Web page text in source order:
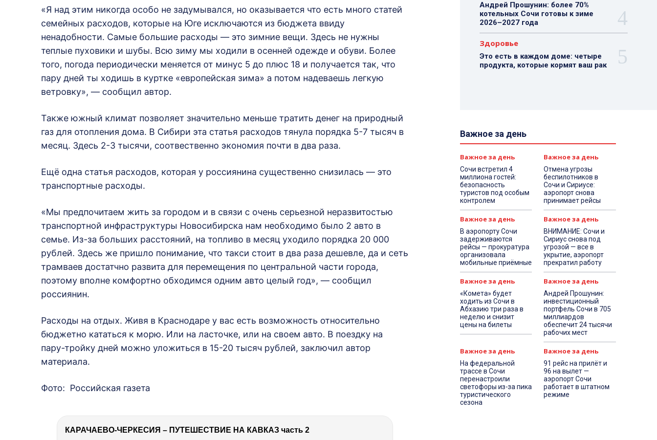
«Я над этим никогда особо не задумывался, но оказывается что есть много статей
семейных расходов, которые на Юге исключаются из бюджета ввиду
ненадобности. Самые большие расходы — это зимние вещи. Здесь не нужны
теплые пуховики и шубы. Всю зиму мы ходили в осенней одежде и обуви. Более
того, погода периодически меняется от минус 5 до плюс 18 и получается так, что
пару дней ты ходишь в куртке «европейская зима» а потом надеваешь легкую
ветровку», — сообщил автор.
Также южный климат позволяет значительно меньше тратить денег на природный
газ для отопления дома. В Сибири эта статья расходов тянула порядка 5-7 тысяч в
месяц. Здесь 2-3 тысячи, соотвественно экономия почти в два раза.
Ещё одна статья расходов, которая у россиянина существенно снизилась — это
транспортные расходы.
«Мы предпочитаем жить за городом и в связи с очень серьезной неразвитостью
транспортной инфраструктуры Новосибирска нам необходимо было 2 авто в
семье. Из-за больших расстояний, на топливо в месяц уходило порядка 20 000
рублей. Здесь же пришло понимание, что такси стоит в два раза дешевле, да и сеть
трамваев достатчно развита для перемещения по центральной части города,
поэтому вполне комфортно обходимся одним авто целый год», — сообщил
россиянин.
Расходы на отдых. Живя в Краснодаре у вас есть возможность относительно
бюджетно кататься к морю. Или на ласточке, или на своем авто. В поездку на
пару-тройку дней можно уложиться в 15-20 тысяч рублей, заключил автор
материала.
Фото: Российская газета
КАРАЧАЕВО-ЧЕРКЕСИЯ – ПУТЕШЕСТВИЕ НА КАВКАЗ часть 2
Андрей Прошунин: более 70%
котельных Сочи готовы к зиме
2026–2027 года
Здоровье
Это есть в каждом доме: четыре
продукта, которые кормят ваш рак
Важное за день
Важное за день
Сочи встретил 4
миллиона гостей:
безопасность
туристов под особым
контролем
Важное за день
Отмена угрозы
беспилотников в
Сочи и Сириусе:
аэропорт снова
принимает рейсы
Важное за день
В аэропорту Сочи
задерживаются
рейсы — прокуратура
организовала
мобильные приёмные
Важное за день
ВНИМАНИЕ: Сочи и
Сириус снова под
угрозой — все в
укрытие, аэропорт
прекратил работу
Важное за день
«Комета» будет
ходить из Сочи в
Абхазию три раза в
неделю и снизит
цены на билеты
Важное за день
Андрей Прошунин:
инвестиционный
портфель Сочи в 705
миллиардов
обеспечит 24 тысячи
рабочих мест
Важное за день
На федеральной
трассе в Сочи
перенастроили
светофоры из-за пика
туристического
сезона
Важное за день
91 рейс на прилёт и
96 на вылет —
аэропорт Сочи
работает в штатном
режиме